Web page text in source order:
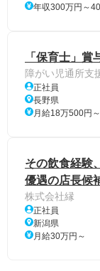
年収300万円～
「保育士」賞
障がい児通所支
正社員
長野県
月給18万500円～
その飲食経験
優遇の店長候
株式会社縁
正社員
新潟県
月給30万円～